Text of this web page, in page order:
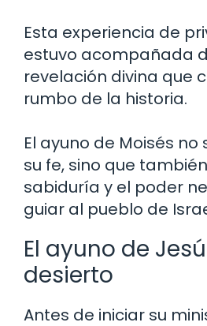
Esta experiencia de
estuvo acompañada
revelación divina que
rumbo de la historia.
El ayuno de Moisés
su fe, sino que
sabiduría y el poder
guiar al pueblo de
El ayuno de
desierto
Antes de iniciar su